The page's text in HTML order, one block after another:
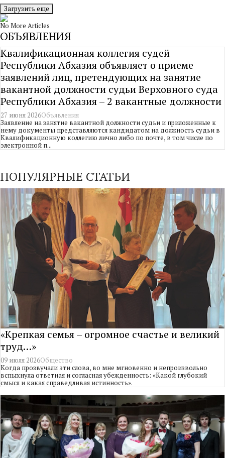
Загрузить еще
No More Articles
ОБЪЯВЛЕНИЯ
Квалификационная коллегия судей
Республики Абхазия объявляет о приеме
заявлений лиц, претендующих на занятие
вакантной должности судьи Верховного суда
Республики Абхазия – 2 вакантные должности
27 июня 2026Объявления
Заявление на занятие вакантной должности судьи и приложенные к
нему документы представляются кандидатом на должность судьи в
Квалификационную коллегию лично либо по почте, в том числе по
электронной п...
ПОПУЛЯРНЫЕ СТАТЬИ
«Крепкая семья – огромное счастье и великий
труд…»
09 июля 2026Общество
Когда прозвучали эти слова, во мне мгновенно и непроизвольно
вспыхнула ответная и согласная убежденность: «Какой глубокий
смысл и какая справедливая истинность».